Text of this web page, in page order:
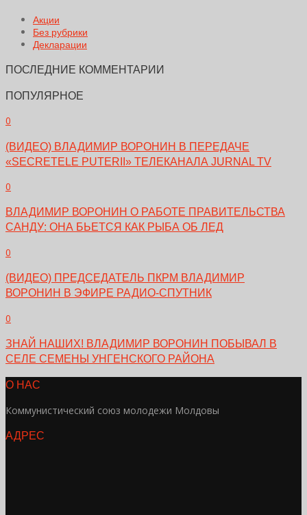
Акции
Без рубрики
Декларации
ПОСЛЕДНИЕ КОММЕНТАРИИ
ПОПУЛЯРНОЕ
0
(ВИДЕО) ВЛАДИМИР ВОРОНИН В ПЕРЕДАЧЕ
«SECRETELE PUTERII» ТЕЛЕКАНАЛА JURNAL TV
0
ВЛАДИМИР ВОРОНИН О РАБОТЕ ПРАВИТЕЛЬСТВА
САНДУ: ОНА БЬЕТСЯ КАК РЫБА ОБ ЛЕД
0
(ВИДЕО) ПРЕДСЕДАТЕЛЬ ПКРМ ВЛАДИМИР
ВОРОНИН В ЭФИРЕ РАДИО-СПУТНИК
0
ЗНАЙ НАШИХ! ВЛАДИМИР ВОРОНИН ПОБЫВАЛ В
СЕЛЕ СЕМЕНЫ УНГЕНСКОГО РАЙОНА
О НАС
Коммунистический союз молодежи Молдовы
АДРЕС